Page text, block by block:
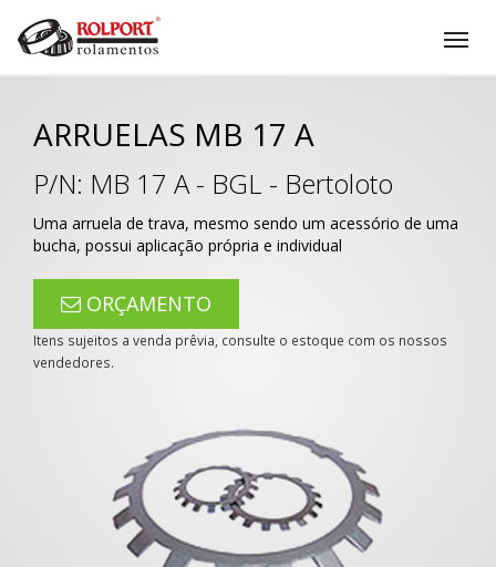
ARRUELAS MB 17 A
P/N: MB 17 A- BGL - Bertoloto
Uma arruela de trava, mesmo sendo um acessório de uma
bucha, possui aplicação própria e individual
ORÇAMENTO
Itens sujeitos a venda prêvia, consulte o estoque com os nossos
vendedores.